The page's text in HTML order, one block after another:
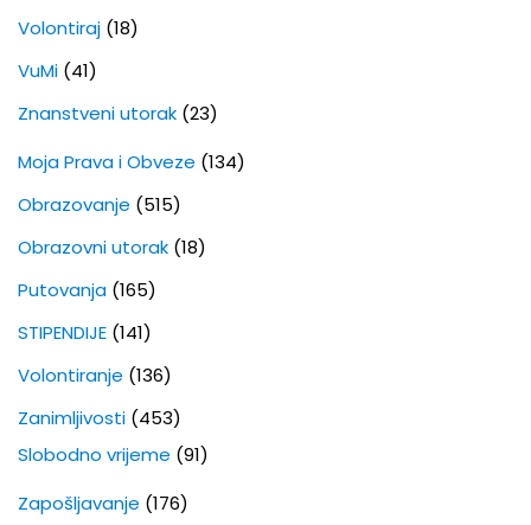
Volontiraj (18)
VuMi (41)
Znanstveni utorak (23)
Moja Prava i Obveze (134)
Obrazovanje (515)
Obrazovni utorak (18)
Putovanja (165)
STIPENDIJE (141)
Volontiranje (136)
Zanimljivosti (453)
Slobodno vrijeme (91)
Zapošljavanje (176)